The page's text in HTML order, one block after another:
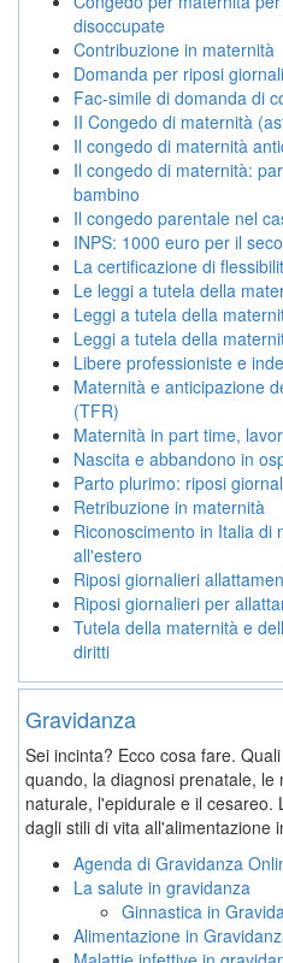
disoccupate
Contribuzione in maternità
Domanda per riposi
Fac-simile di domanda di
II Congedo di maternità
Il congedo di maternità
Il congedo di maternità:
bambino
Il congedo parentale nel
INPS: 1000 euro per il
La certificazione di
Le leggi a tutela della
Leggi a tutela della
Leggi a tutela della
Libere professioniste e
Maternità e anticipazione
(TFR)
Maternità in part time,
Nascita e abbandono in
Parto plurimo: riposi
Retribuzione in maternità
Riconoscimento in Italia di
all'estero
Riposi giornalieri
Riposi giornalieri per
Tutela della maternità e
diritti
Gravidanza
Sei incinta? Ecco cosa fare.
quando, la diagnosi prenatale,
naturale, l'epidurale e il cesareo.
dagli stili di vita all'alimentazione
Agenda di Gravidanza
La salute in gravidanza
Ginnastica in
Alimentazione in